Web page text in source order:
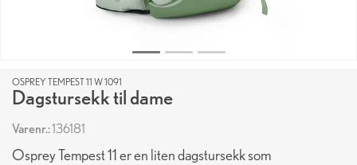
OSPREY TEMPEST 11 W 1091
Dagstursekk til dame
Varenr.:136181
Osprey Tempest 11 er en liten dagstursekk som